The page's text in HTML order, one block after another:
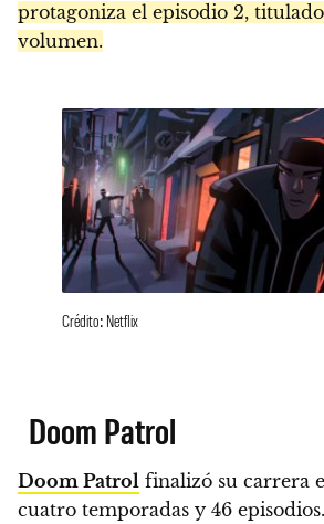
protagoniza el episodio 2, titulado
volumen.
Crédito: Netflix
Doom Patrol
Doom Patrol finalizó su carrera
cuatro temporadas y 46